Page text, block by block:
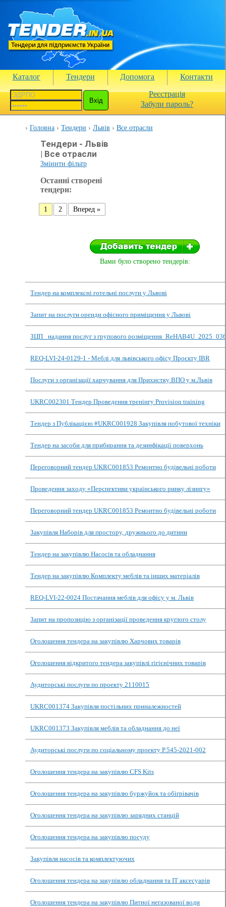
Каталог Тендери Допомога
Контакти
Реєстрація
Забули пароль?
Головна Тендери Львів Все отрасли
Тендери - Львів
| Все отрасли
Змінити фільтр
Останні створені
тендери:
Вами було створено тендерів:
1 2 Вперед »
Тендер на комплексні готельні послуги у Львові
Запит на послуги оренди офісного приміщення у Львові
ЗЦП _надання послуг з групового розміщення_ReHAB4U_2025_036
REQ-LVI-24-0129-1 - Меблі для львівського офісу Проєкту IBR
Послуги з організації харчування для Прихистку ВПО у м.Львів
UKRC002301 Тендер Проведення тренінгу Provision training
Тендер з Публікацією #UKRC001928 Закупівля побутової техніки
Тендер на засоби для прибирання та дезинфікації поверхонь
Переговорний тендер UKRC001853 Ремонтно будівельні роботи
Проведення заходу «Перспективи українського ринку лізингу»
Переговорний тендер UKRC001853 Ремонтно будівельні роботи
Закупівля Наборів для простору, дружнього до дитини
Тендер на закупівлю Насосів та обладнання
Тендер на закупівлю Комплекту меблів та інших матеріалів
REQ-LVI-22-0024 Постачання меблів для офісу у м. Львів
Запит на пропозицію з організації проведення круглого столу
Оголошення тендера на закупівлю Харчових товарів
Оголошення відкритого тендера закупівлі гігієнічних товарів
Аудиторські послуги по проекту 2110015
UKRC001374 Закупівля постільних приналежностей
UKRC001373 Закупівля меблів та обладнання до неї
Аудиторські послуги по соціальному проекту P.545-2021-002
Оголошення тендера на закупівлю CFS Kits
Оголошення тендера на закупівлю буржуйок та обігрівачів
Оголошення тендера на закупівлю зарядних станцій
Оголошення тендера на закупівлю посуду
Закупівля насосів та комплектуючих
Оголошення тендера на закупівлю обладнання та IT аксесуарів
Оголошення тендера на закупівлю Питної негазованої води